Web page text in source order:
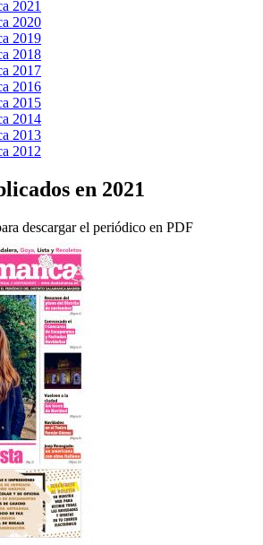
2021
2020
2019
2018
2017
2016
2015
2014
2013
2012
en 2021
descargar el periódico en PDF